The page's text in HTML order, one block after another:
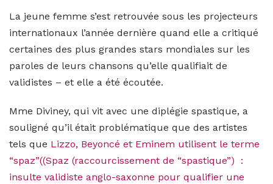
La jeune femme s’est retrouvée sous les projecteurs
internationaux l’année dernière quand elle a critiqué
certaines des plus grandes stars mondiales sur les
paroles de leurs chansons qu’elle qualifiait de
validistes – et elle a été écoutée.
Mme Diviney, qui vit avec une diplégie spastique, a
souligné qu’il était problématique que des artistes
tels que Lizzo, Beyoncé et Eminem utilisent le terme
“spaz”((Spaz (raccourcissement de “spastique”) :
insulte validiste anglo-saxonne pour qualifier une